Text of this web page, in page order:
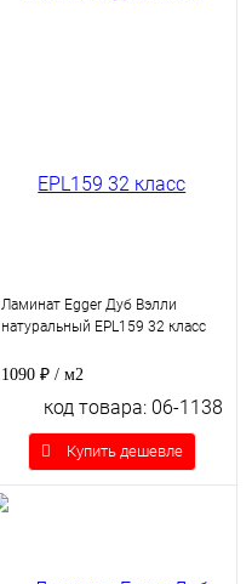
Ламинат Egger Дуб Вэлли
натуральный EPL159 32 класс
1090 ₽ / м2
код товара: 06-1138
Купить дешевле